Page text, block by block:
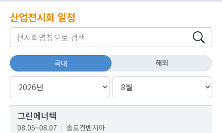
산업전시회 일정
국내 해외
그린에너텍
08.05~08.07 송도컨벤시아